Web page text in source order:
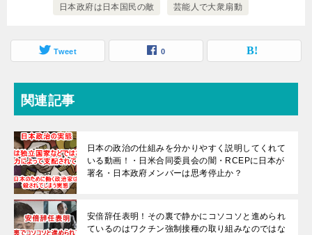
日本政府は日本国民の敵 芸能人で大衆扇動
Tweet 0
関連記事
日本の政治の仕組みを分かりやすく説明してくれて
いる動画！・日米合同委員会の闇・RCEPに日本が
署名・日本政府メンバーは思考停止か？
安倍辞任表明！その裏で静かにコソコソと進められ
ているのはワクチン強制接種の取り組みなのではな